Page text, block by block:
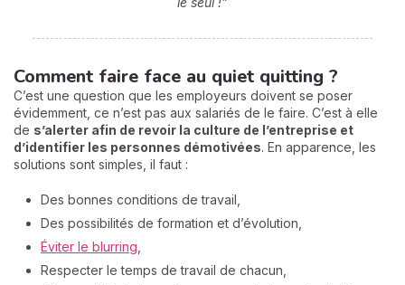
Comment faire face au quiet quitting ?
C’est une question que les employeurs doivent se poser
évidemment, ce n’est pas aux salariés de le faire. C’est à elle
de s’alerter afin de revoir la culture de l’entreprise et
d’identifier les personnes démotivées. En apparence, les
solutions sont simples, il faut :
Des bonnes conditions de travail,
Des possibilités de formation et d’évolution,
Éviter le blurring,
Respecter le temps de travail de chacun,